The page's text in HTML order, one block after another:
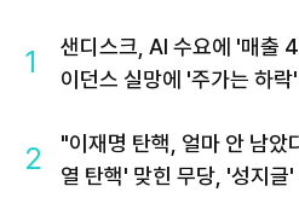
1
샌디스크, AI 수요에 '매출
이던스 실망에 '주가는 하락'
2
"이재명 탄핵, 얼마 안 남았
열 탄핵' 맞힌 무당, '성지글'